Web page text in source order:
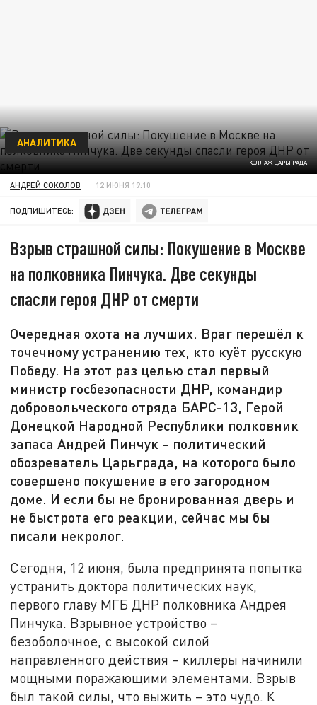
КОЛЛАЖ ЦАРЬГРАДА
АНАЛИТИКА
АНДРЕЙ СОКОЛОВ 12 ИЮНЯ 19:10
ПОДПИШИТЕСЬ:
Взрыв страшной силы: Покушение в Москве
на полковника Пинчука. Две секунды
спасли героя ДНР от смерти
Очередная охота на лучших. Враг перешёл к
точечному устранению тех, кто куёт русскую
Победу. На этот раз целью стал первый
министр госбезопасности ДНР, командир
добровольческого отряда БАРС-13, Герой
Донецкой Народной Республики полковник
запаса Андрей Пинчук – политический
обозреватель Царьграда, на которого было
совершено покушение в его загородном
доме. И если бы не бронированная дверь и
не быстрота его реакции, сейчас мы бы
писали некролог.
Сегодня, 12 июня, была предпринята попытка
устранить доктора политических наук,
первого главу МГБ ДНР полковника Андрея
Пинчука. Взрывное устройство –
безоболочное, с высокой силой
направленного действия – киллеры начинили
мощными поражающими элементами. Взрыв
был такой силы, что выжить – это чудо. К